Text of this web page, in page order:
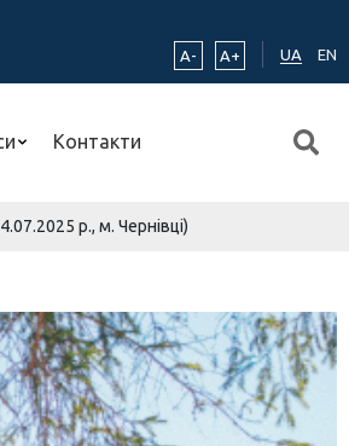
A-
A+ UA EN
Контакти
р., м. Чернівці)